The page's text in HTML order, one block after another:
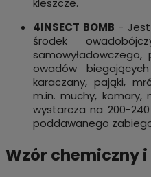
kleszcze.
4INSECT BOMB -
środek
owadów
karaczany, pająki,
m.in. muchy, komary,
wystarcza na 200-
poddawanego
Wzór chemiczny